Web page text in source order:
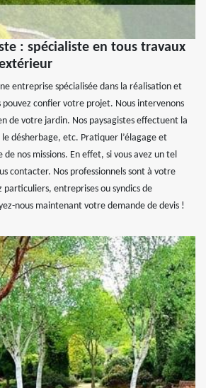
: spécialiste en tous travaux
entreprise spécialisée dans la réalisation et
pouvez confier votre projet. Nous intervenons
de votre jardin. Nos paysagistes effectuent la
désherbage, etc. Pratiquer l’élagage et
de nos missions. En effet, si vous avez un tel
contacter. Nos professionnels sont à votre
particuliers, entreprises ou syndics de
nous maintenant votre demande de devis !